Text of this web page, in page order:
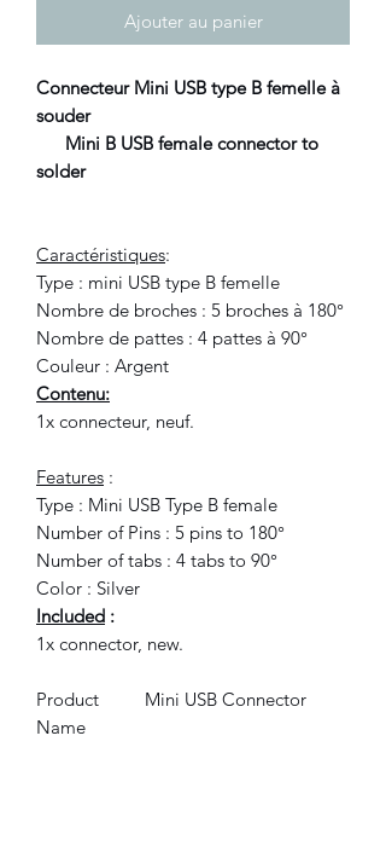
Ajouter au panier
Connecteur Mini USB type B femelle à
souder
Mini B USB female connector to
solder
Caractéristiques:
Type : mini USB type B femelle
Nombre de broches : 5 broches à 180°
Nombre de pattes : 4 pattes à 90°
Couleur : Argent
Contenu:
1x connecteur, neuf.
Features :
Type : Mini USB Type B female
Number of Pins : 5 pins to 180°
Number of tabs : 4 tabs to 90°
Color : Silver
Included :
1x connector, new.
Product
Name
Mini USB Connector